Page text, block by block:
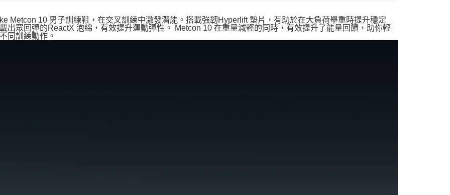
Metcon 10 男子訓練鞋，在交叉訓練中激發潛能。搭載強韌Hyperlift 墊片，有助於在大負荷舉重時提升穩定
出眾回彈的ReactX 泡綿，有效提升運動彈性。 Metcon 10 在重量減輕的同時，有效提升了能量回饋，助你輕
同訓練動作。